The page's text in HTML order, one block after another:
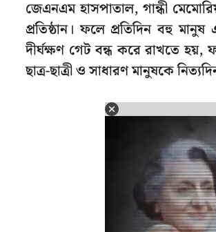
জেএনএম হাসপাতাল, গান্ধী
প্রতিষ্ঠান। ফলে প্রতিদিন বহু
দীর্ঘক্ষণ গেট বন্ধ করে রাখতে
ছাত্র-ছাত্রী ও সাধারণ মানুষকে